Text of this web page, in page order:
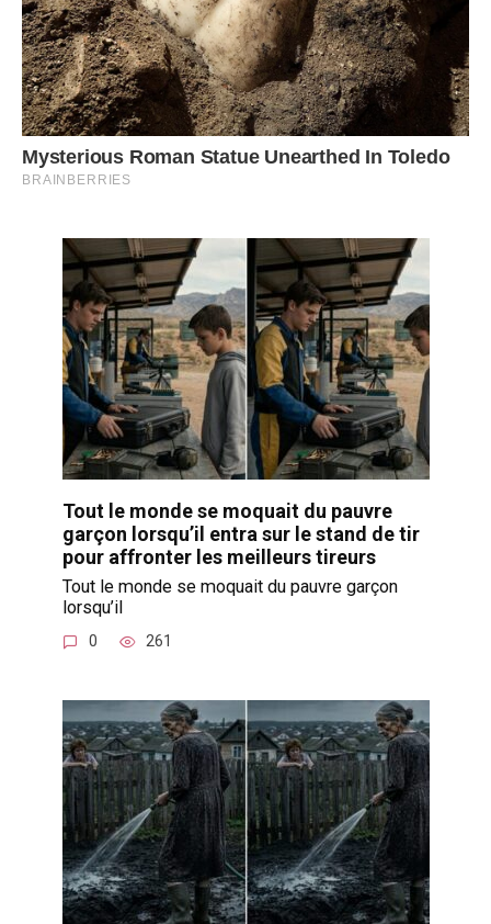
Tout le monde se moquait du pauvre
garçon lorsqu’il entra sur le stand de tir
pour affronter les meilleurs tireurs
Tout le monde se moquait du pauvre garçon
lorsqu’il
0 261